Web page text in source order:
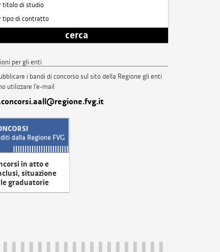
titolo di studio
tipo di contratto
cerca
per gli enti
i bandi di concorso sul sito della Regione gli enti
utilizzare l'e-mail
in atto e
situazione
graduatorie